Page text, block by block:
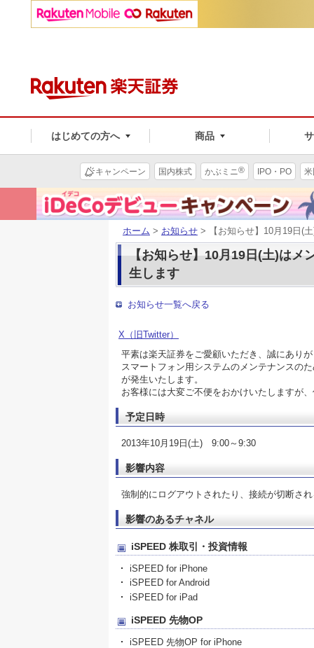
はじめての方へ 商品
キャンペーン 国内株式 かぶミニ® IPO・PO
ホーム > お知らせ > 【お知らせ】10月19日(
【お知らせ】10月19日(土)はメ
生します
お知らせ一覧へ戻る
X（旧Twitter）
平素は楽天証券をご愛顧いただき、誠にあり
スマートフォン用システムのメンテナンスの
が発生いたします。
お客様には大変ご不便をおかけいたしますが
予定日時
2013年10月19日(土) 9:00～9:30
影響内容
強制的にログアウトされたり、接続が切断さ
影響のあるチャネル
iSPEED 株取引・投資情報
iSPEED for iPhone
iSPEED for Android
iSPEED for iPad
iSPEED 先物OP
iSPEED 先物OP for iPhone